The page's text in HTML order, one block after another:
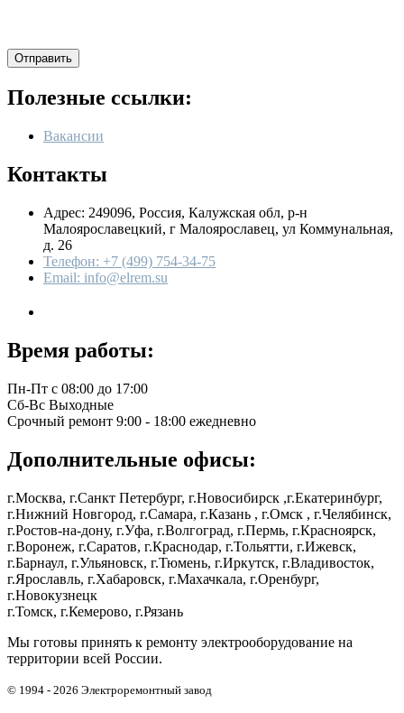
Полезные ссылки:
Вакансии
Контакты
Адрес: 249096, Россия, Калужская обл, р-н
Малоярославецкий, г Малоярославец, ул Коммунальная,
д. 26
Телефон: +7 (499) 754-34-75
Email: info@elrem.su
Время работы:
Пн-Пт с 08:00 до 17:00
Сб-Вс Выходные
Срочный ремонт 9:00 - 18:00 ежедневно
Дополнительные офисы:
г.Москва, г.Санкт Петербург, г.Новосибирск ,г.Екатеринбург,
г.Нижний Новгород, г.Самара, г.Казань , г.Омск , г.Челябинск,
г.Ростов-на-дону, г.Уфа, г.Волгоград, г.Пермь, г.Красноярск,
г.Воронеж, г.Саратов, г.Краснодар, г.Тольятти, г.Ижевск,
г.Барнаул, г.Ульяновск, г.Тюмень, г.Иркутск, г.Владивосток,
г.Ярославль, г.Хабаровск, г.Махачкала, г.Оренбург,
г.Новокузнецк
г.Томск, г.Кемерово, г.Рязань
Мы готовы принять к ремонту электрооборудование на
территории всей России.
© 1994 - 2026 Электроремонтный завод